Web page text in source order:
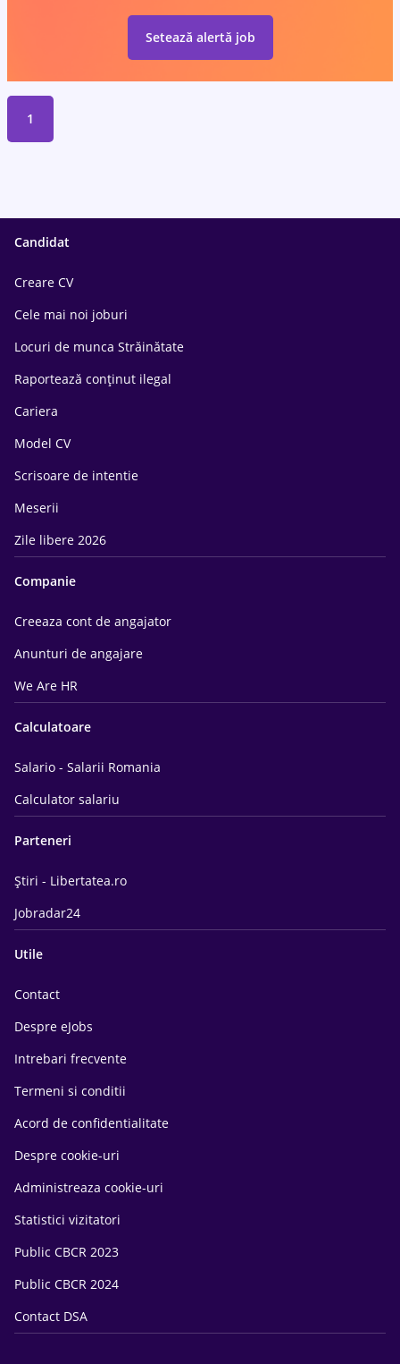
Setează alertă job
1
Candidat
Creare CV
Cele mai noi joburi
Locuri de munca Străinătate
Raportează conținut ilegal
Cariera
Model CV
Scrisoare de intentie
Meserii
Zile libere 2026
Companie
Creeaza cont de angajator
Anunturi de angajare
We Are HR
Calculatoare
Salario - Salarii Romania
Calculator salariu
Parteneri
Știri - Libertatea.ro
Jobradar24
Utile
Contact
Despre eJobs
Intrebari frecvente
Termeni si conditii
Acord de confidentialitate
Despre cookie-uri
Administreaza cookie-uri
Statistici vizitatori
Public CBCR 2023
Public CBCR 2024
Contact DSA